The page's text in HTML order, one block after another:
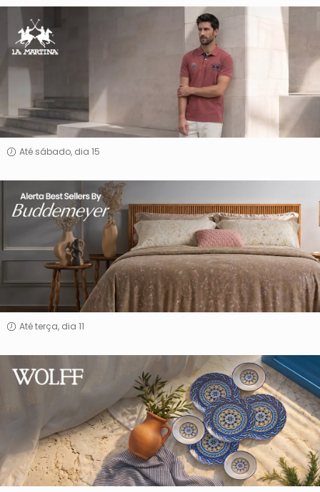
Martina
Até sábado, dia 15
Alerta
Best
By
Buddemeyer
Até terça, dia 11
WOLFF